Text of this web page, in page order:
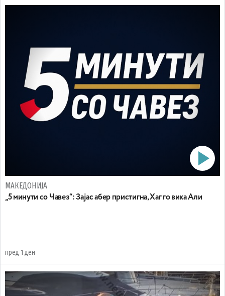
МАКЕДОНИЈА
„5 минути со Чавез“: Зајас абер пристигна, Хаг го вика Али
пред 1 ден